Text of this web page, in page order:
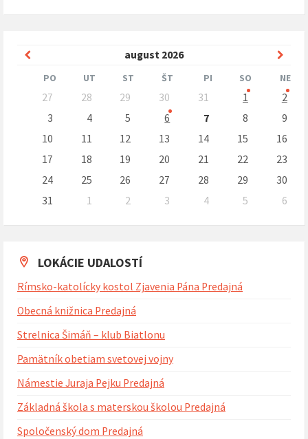
august 2026
Predchádzajúci
mesiac
PO UT ST ŠT PI SO NE
Preskočit
kalendárne
27 28 29 30 31 1
2
3
4 5 6 7 8
9
10
11 12 13 14 15
16
17
18 19 20 21 22
23
24
25 26 27 28 29
30
31
1 2 3 4 5
6
na
dni
LOKÁCIE UDALOSTÍ
Rímsko-katolícky kostol Zjavenia Pána Predajná
Obecná knižnica Predajná
Strelnica Šimáň – klub Biatlonu
Pamätník obetiam svetovej vojny
Námestie Juraja Pejku Predajná
Základná škola s materskou školou Predajná
Spoločenský dom Predajná